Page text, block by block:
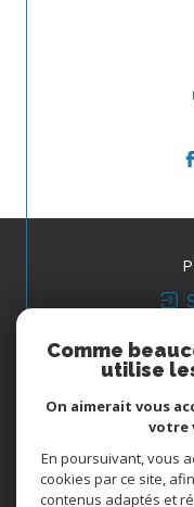
Comme
utilise
On aimerait vous
votre
En poursuivant, vous
cookies par ce site,
contenus adaptés et